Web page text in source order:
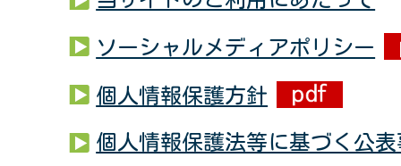
ソーシャルメディアポリシー
個人情報保護方針
個人情報保護法等に基づく公